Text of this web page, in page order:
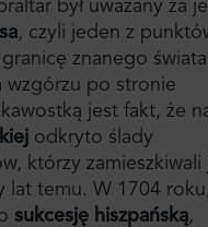
był uważany za
, czyli jeden z
znanego
wzgórzu po stronie
jest fakt, że
odkryto ślady
którzy zamieszkiwali
lat temu. W 1704
sukcesję hiszpańską,